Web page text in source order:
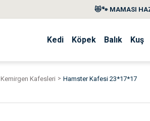
😻🐾 MAMASI
Kedi Köpek Balık Kuş
Kemirgen Kafesleri Hamster Kafesi 23*17*17